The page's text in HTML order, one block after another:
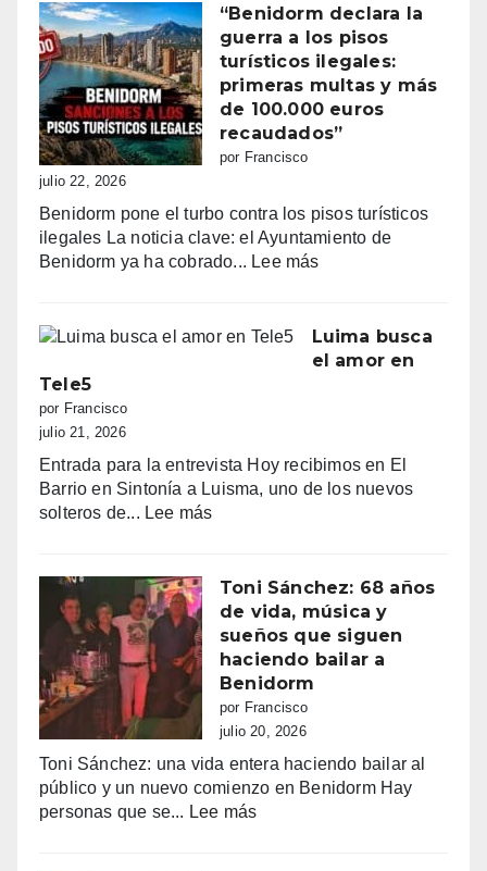
la
batalla
por
la
primera
línea:
quejas
vecinales
con
zonas
“Benidorm declara la
guerra a los pisos
turísticos ilegales:
primeras multas y más
de 100.000 euros
recaudados”
por Francisco
julio 22, 2026
Benidorm pone el turbo contra los pisos turísticos
ilegales La noticia clave: el Ayuntamiento de
Benidorm ya ha cobrado... Lee más:
la
guerra
ilegales:
primeras
de
100.000
euros
recaudados”
Luima busca
el amor en
Tele5
por Francisco
julio 21, 2026
Entrada para la entrevista Hoy recibimos en El
Barrio en Sintonía a Luisma, uno de los nuevos
solteros de... Lee más:
el
amor
en
Tele5
Toni Sánchez: 68 años
de vida, música y
sueños que siguen
haciendo bailar a
Benidorm
por Francisco
julio 20, 2026
Toni Sánchez: una vida entera haciendo bailar al
público y un nuevo comienzo en Benidorm Hay
personas que se... Lee más: